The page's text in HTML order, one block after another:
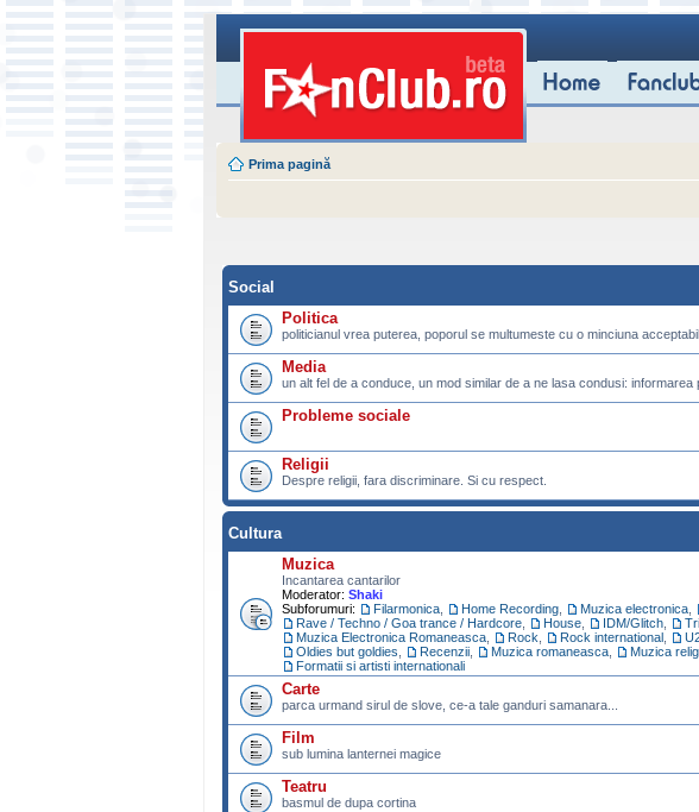
Prima pagină
Social
Politica
politicianul vrea puterea, poporul se multumeste cu o minciuna
Media
un alt fel de a conduce, un mod similar de a ne lasa condusi: informarea
Probleme sociale
Religii
Despre religii, fara discriminare. Si cu respect.
Cultura
Muzica
Incantarea cantarilor
Moderator: Shaki
Subforumuri:
Filarmonica Home Recording Muzica electronica
Rave / Techno / Goa trance / Hardcore
House IDM/Glitch
Muzica Electronica Romaneasca
Rock Rock international
Oldies but goldies
Recenzii Muzica romaneasca Muzica
Formatii si artisti internationali
Carte
parca urmand sirul de slove, ce-a tale ganduri samanara...
Film
sub lumina lanternei magice
Teatru
basmul de dupa cortina